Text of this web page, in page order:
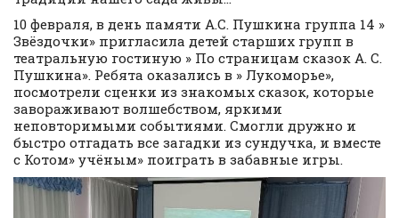
10 февраля, в день памяти А.С. Пушкина группа 14 »
Звёздочки» пригласила детей старших групп в
театральную гостиную » По страницам сказок А. С.
Пушкина». Ребята оказались в » Лукоморье»,
посмотрели сценки из знакомых сказок, которые
завораживают волшебством, яркими
неповторимыми событиями. Смогли дружно и
быстро отгадать все загадки из сундучка, и вместе
с Котом» учёным» поиграть в забавные игры.